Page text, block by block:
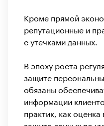
Кроме прямой
репутационные и
с утечками данных.
В эпоху роста
защите
обязаны
информации
практик, как оценка